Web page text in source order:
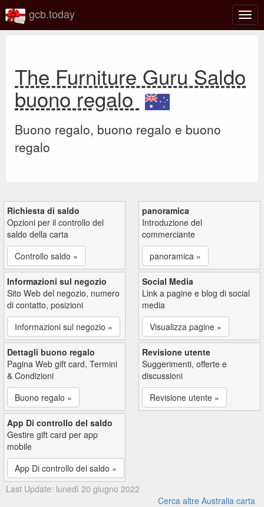
o
gcb.today
The Furniture Guru Saldo
buono regalo
Buono regalo, buono regalo e buono
regalo
Richiesta di saldo
Opzioni per il controllo del
saldo della carta
Controllo saldo »
panoramica
Introduzione del
commerciante
panoramica »
Informazioni sul negozio
Sito Web del negozio, numero
di contatto, posizioni
Informazioni sul negozio »
Social Media
Link a pagine e blog di social
media
Visualizza pagine »
Dettagli buono regalo
Pagina Web gift card, Termini
& Condizioni
Buono regalo »
Revisione utente
Suggerimenti, offerte e
discussioni
Revisione utente »
App Di controllo del saldo
Gestire gift card per app
mobile
App Di controllo del saldo »
Last Update: lunedì 20 giugno 2022
Cerca altre Australia carta